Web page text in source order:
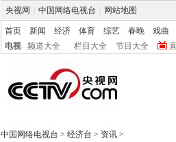
央视网 中国网络电视台 网站地图
首页 新闻 经济 体育 综艺 春晚 戏曲
电视
频道大全 栏目大全 节目大全
中国网络电视台 > 经济台 > 资讯 >